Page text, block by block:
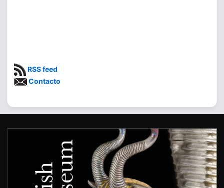
RSS feed
Contacto